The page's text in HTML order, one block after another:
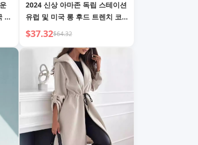
스
2024 신상 아마존 독립 스테이션
유럽 및 미국 롱 후드 트렌치 코
트 패치워크 스웨터 재킷 여성 가
을/겨울
$37.32$64.32